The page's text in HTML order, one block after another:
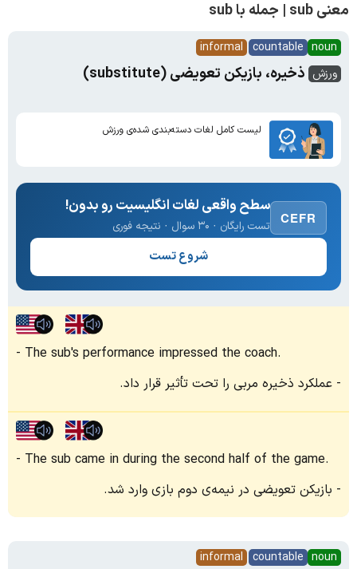
معنی sub | جمله با sub
noun
countable
informal
ورزش ذخیره، بازیکن تعویضی (substitute)
لیست کامل لغات دسته‌بندی شده‌ی ورزش
CEFR
سطح واقعی لغات انگلیسیت رو بدون!
تست رایگان · ۳۰ سوال · نتیجه فوری
شروع تست
The sub's performance impressed the coach.
عملکرد ذخیره مربی را تحت تأثیر قرار داد.
The sub came in during the second half of the game.
بازیکن تعویضی در نیمه‌ی دوم بازی وارد شد.
noun
countable
informal